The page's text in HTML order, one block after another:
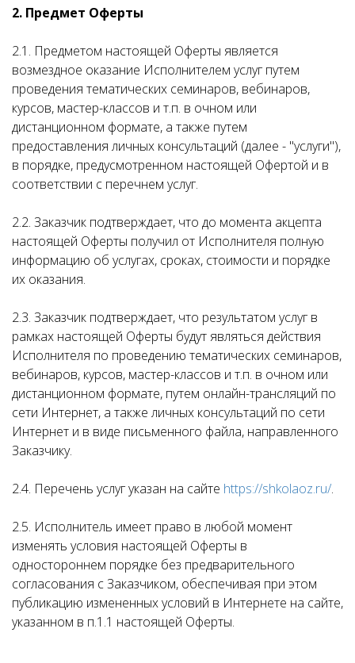
2. Предмет Оферты
2.1. Предметом настоящей Оферты является
возмездное оказание Исполнителем услуг путем
проведения тематических семинаров, вебинаров,
курсов, мастер-классов и т.п. в очном или
дистанционном формате, а также путем
предоставления личных консультаций (далее - "услуги"),
в порядке, предусмотренном настоящей Офертой и в
соответствии с перечнем услуг.
2.2. Заказчик подтверждает, что до момента акцепта
настоящей Оферты получил от Исполнителя полную
информацию об услугах, сроках, стоимости и порядке
их оказания.
2.3. Заказчик подтверждает, что результатом услуг в
рамках настоящей Оферты будут являться действия
Исполнителя по проведению тематических семинаров,
вебинаров, курсов, мастер-классов и т.п. в очном или
дистанционном формате, путем онлайн-трансляций по
сети Интернет, а также личных консультаций по сети
Интернет и в виде письменного файла, направленного
Заказчику.
2.4. Перечень услуг указан на сайте https://shkolaoz.ru/.
2.5. Исполнитель имеет право в любой момент
изменять условия настоящей Оферты в
одностороннем порядке без предварительного
согласования с Заказчиком, обеспечивая при этом
публикацию измененных условий в Интернете на сайте,
указанном в п.1.1 настоящей Оферты.